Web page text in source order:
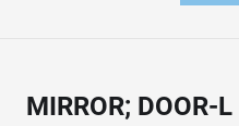
MIRROR; DOOR-L